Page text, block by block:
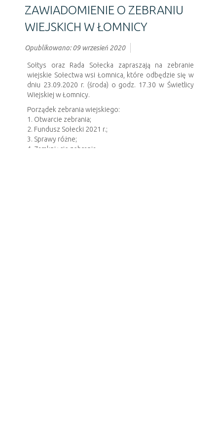
ZAWIADOMIENIE O ZEBRANIU
WIEJSKICH W ŁOMNICY
Opublikowano: 09 wrzesień 2020
Sołtys oraz Rada Sołecka zapraszają na zebranie
wiejskie Sołectwa wsi Łomnica, które odbędzie się w
dniu 23.09.2020 r. (środa) o godz. 17.30 w Świetlicy
Wiejskiej w Łomnicy.
Porządek zebrania wiejskiego:
1. Otwarcie zebrania;
2. Fundusz Sołecki 2021 r.;
3. Sprawy różne;
4. Zamknięcie zebrania.